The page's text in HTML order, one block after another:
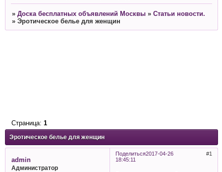
» Доска бесплатных объявлений Москвы » Статьи новости.
» Эротическое белье для женщин
Эротическое белье для женщин
Страница: 1
Поделиться 1
2017-04-26
18:45:11
admin
Администратор